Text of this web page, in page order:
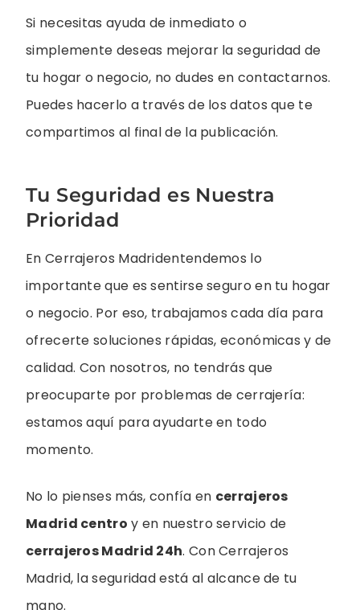
Si necesitas ayuda de inmediato o
simplemente deseas mejorar la seguridad de
tu hogar o negocio, no dudes en contactarnos.
Puedes hacerlo a través de los datos que te
compartimos al final de la publicación.
Tu Seguridad es Nuestra
Prioridad
En Cerrajeros Madridentendemos lo
importante que es sentirse seguro en tu hogar
o negocio. Por eso, trabajamos cada día para
ofrecerte soluciones rápidas, económicas y de
calidad. Con nosotros, no tendrás que
preocuparte por problemas de cerrajería:
estamos aquí para ayudarte en todo
momento.
No lo pienses más, confía en cerrajeros
Madrid centro y en nuestro servicio de
cerrajeros Madrid 24h. Con Cerrajeros
Madrid, la seguridad está al alcance de tu
mano.